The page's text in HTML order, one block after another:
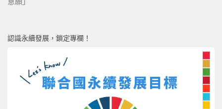
認識永續發展，鎖定專欄！